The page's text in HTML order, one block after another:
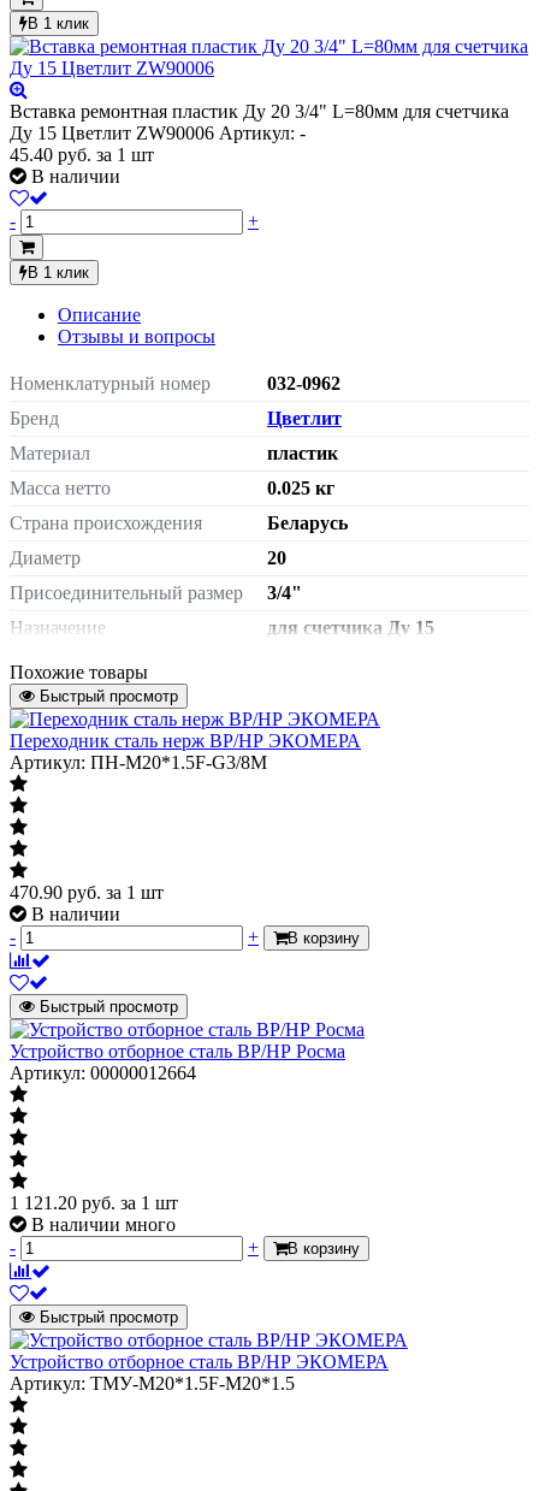
В 1 клик
Вставка ремонтная пластик Ду 20 3/4" L=80мм для счетчика
Ду 15 Цветлит ZW90006 Артикул: -
45.40 руб. за 1 шт
В наличии
- +
В 1 клик
Описание
Отзывы и вопросы
Номенклатурный номер
032-0962
Бренд
Цветлит
Материал
пластик
Масса нетто
0.025 кг
Страна происхождения
Беларусь
Диаметр
20
Присоединительный размер
3/4"
Назначение
для счетчика Ду 15
Строительная длина
Артикул
Похожие товары
Быстрый просмотр
Переходник сталь нерж ВР/НР ЭКОМЕРА
Артикул: ПН-M20*1.5F-G3/8M
470.90 руб. за 1 шт
В наличии
-
+ В корзину
Быстрый просмотр
Устройство отборное сталь ВР/НР Росма
Артикул: 00000012664
1 121.20 руб. за 1 шт
В наличии много
-
+ В корзину
Быстрый просмотр
Устройство отборное сталь ВР/НР ЭКОМЕРА
Артикул: ТМУ-M20*1.5F-M20*1.5